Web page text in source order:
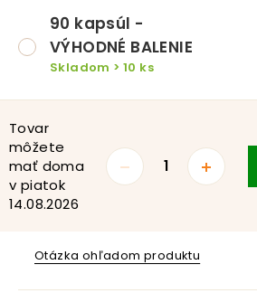
90 kapsúl -
VÝHODNÉ BALENIE
Skladom > 10 ks
Tovar
môžete
mať doma
v piatok
14.08.2026
Otázka ohľadom produktu